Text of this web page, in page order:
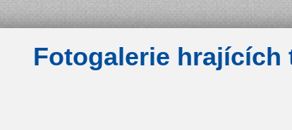
Fotogalerie hrajících